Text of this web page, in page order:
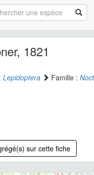
1821
Lepidoptera Famille :
sur cette fiche